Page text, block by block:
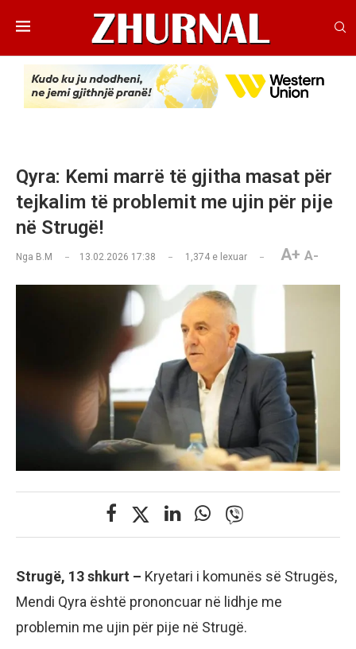
Qyra: Kemi marrë të gjitha masat për
tejkalim të problemit me ujin për pije
në Strugë!
Nga B.M 13.02.2026 17:38 1,374 e lexuar A+ A-
Strugë, 13 shkurt – Kryetari i komunës së Strugës,
Mendi Qyra është prononcuar në lidhje me
problemin me ujin për pije në Strugë.